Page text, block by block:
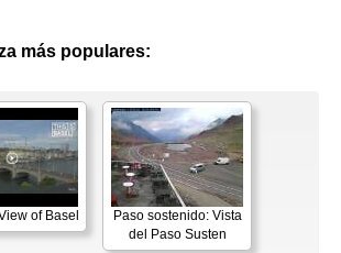
más populares:
of Basel
Paso sostenido: Vista
del Paso Susten